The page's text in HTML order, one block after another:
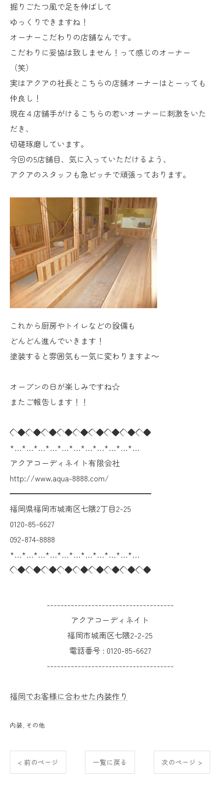
掘りごたつ風で足を伸ばして
ゆっくりできますね！
オーナーこだわりの店舗なんです。
こだわりに妥協は致しません！って感じのオーナー
（笑）
実はアクアの社長とこちらの店舗オーナーはとーっても
仲良し！
現在４店舗手がけるこちらの若いオーナーに刺激をいた
だき、
切磋琢磨しています。
今回の5店舗目、気に入っていただけるよう、
アクアのスタッフも急ピッチで頑張っております。
これから厨房やトイレなどの設備も
どんどん進んでいきます！
塗装すると雰囲気も一気に変わりますよ～
オープンの日が楽しみですね☆
またご報告します！！
◇◆◇◆◇◆◇◆◇◆◇◆◇◆◇◆◇◆
*…*…*…*…*…*…*…*…*…*…*…
アクアコーディネイト有限会社
http://www.aqua-8888.com/
━━━━━━━━━━━━━━━━━━
福岡県福岡市城南区七隈2丁目2-25
0120-85-6627
092-874-8888
*…*…*…*…*…*…*…*…*…*…*…
◇◆◇◆◇◆◇◆◇◆◇◆◇◆◇◆◇◆
-------------------------------------
アクアコーディネイト
福岡市城南区七隈2-2-25
電話番号 : 0120-85-6627
-------------------------------------
福岡でお客様に合わせた内装作り
内装 その他
< 前のページ 一覧に戻る 次のページ >